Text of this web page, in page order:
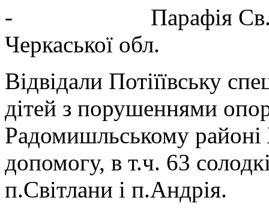
- Парафія Св.Духа
Черкаської обл.
Відвідали Потіїївську
дітей з порушеннями
Радомишльському районі
допомогу, в т.ч. 63
п.Світлани і п.Андрія.